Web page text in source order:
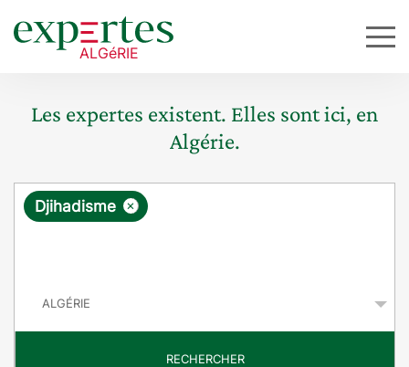
Les expertes existent. Elles sont ici, en
Algérie.
R
ê
×
Djihadisme
RECHERCHER